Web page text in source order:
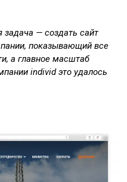
задача — создать сайт
показывающий все
а главное масштаб
individ это удалось